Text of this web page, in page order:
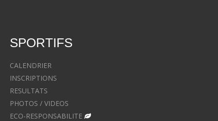
SPORTIFS
CALENDRIER
INSCRIPTIONS
RESULTATS
PHOTOS / VIDEOS
ECO-RESPONSABILITE